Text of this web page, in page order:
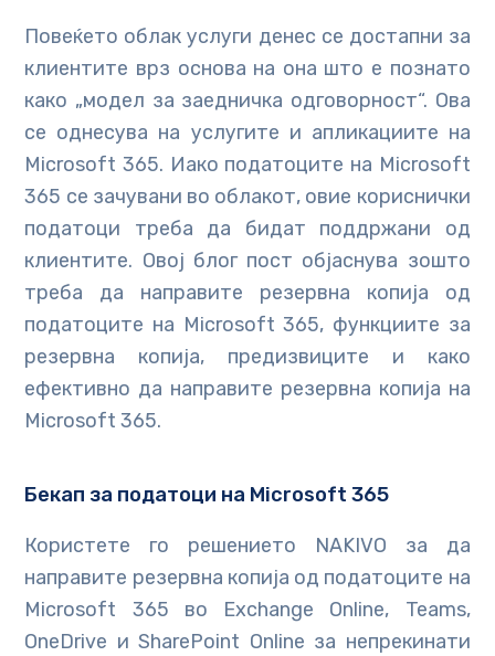
Повеќето облак услуги денес се достапни за
клиентите врз основа на она што е познато
како „модел за заедничка одговорност“. Ова
се однесува на услугите и апликациите на
Microsoft 365. Иако податоците на Microsoft
365 се зачувани во облакот, овие кориснички
податоци треба да бидат поддржани од
клиентите. Овој блог пост објаснува зошто
треба да направите резервна копија од
податоците на Microsoft 365, функциите за
резервна копија, предизвиците и како
ефективно да направите резервна копија на
Microsoft 365.
Бекап за податоци на Microsoft 365
Користете го решението NAKIVO за да
направите резервна копија од податоците на
Microsoft 365 во Exchange Online, Teams,
OneDrive и SharePoint Online за непрекинати